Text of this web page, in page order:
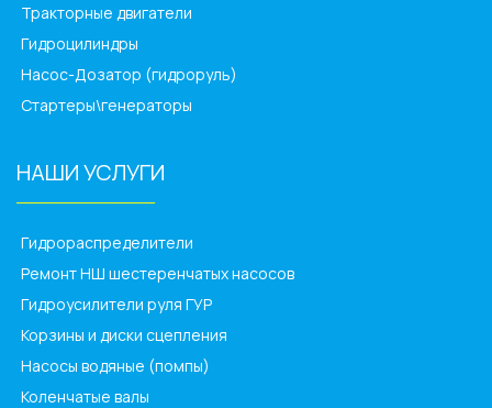
Тракторные двигатели
Гидроцилиндры
Насос-Дозатор (гидроруль)
Стартеры\генераторы
НАШИ УСЛУГИ
Гидрораспределители
Ремонт НШ шестеренчатых насосов
Гидроусилители руля ГУР
Корзины и диски сцепления
Насосы водяные (помпы)
Коленчатые валы